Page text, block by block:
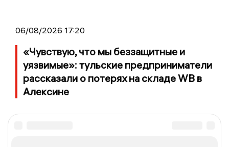
06/08/2026 17:20
«Чувствую, что мы беззащитные и
уязвимые»: тульские предприниматели
рассказали о потерях на складе WB в
Алексине